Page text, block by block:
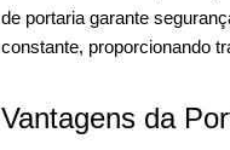
de portaria garante
constante, proporcionando
Vantagens da